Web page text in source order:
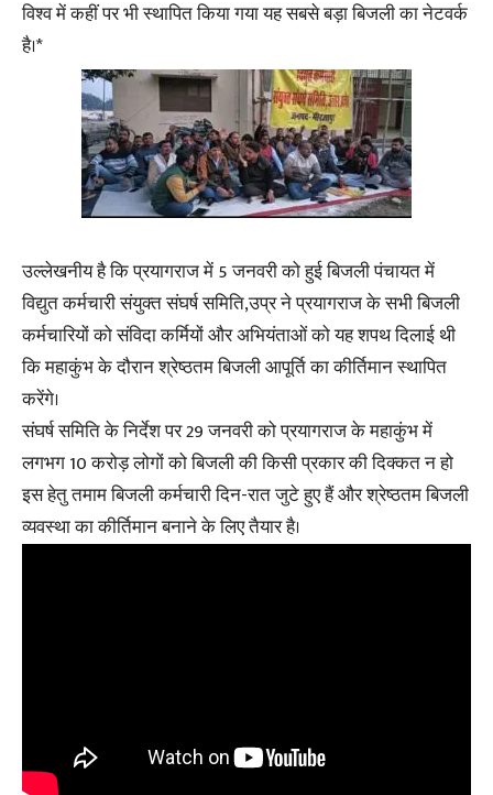
विश्व में कहीं पर भी स्थापित किया गया यह सबसे बड़ा बिजली का नेटवर्क
है।*
उल्लेखनीय है कि प्रयागराज में 5 जनवरी को हुई बिजली पंचायत में
विद्युत कर्मचारी संयुक्त संघर्ष समिति,उप्र ने प्रयागराज के सभी बिजली
कर्मचारियों को संविदा कर्मियों और अभियंताओं को यह शपथ दिलाई थी
कि महाकुंभ के दौरान श्रेष्ठतम बिजली आपूर्ति का कीर्तिमान स्थापित
करेंगे।
संघर्ष समिति के निर्देश पर 29 जनवरी को प्रयागराज के महाकुंभ में
लगभग 10 करोड़ लोगों को बिजली की किसी प्रकार की दिक्कत न हो
इस हेतु तमाम बिजली कर्मचारी दिन-रात जुटे हुए हैं और श्रेष्ठतम बिजली
व्यवस्था का कीर्तिमान बनाने के लिए तैयार है।